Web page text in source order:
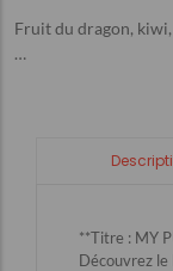
Fruit du dragon,
…
**Titre : MY
Découvrez le